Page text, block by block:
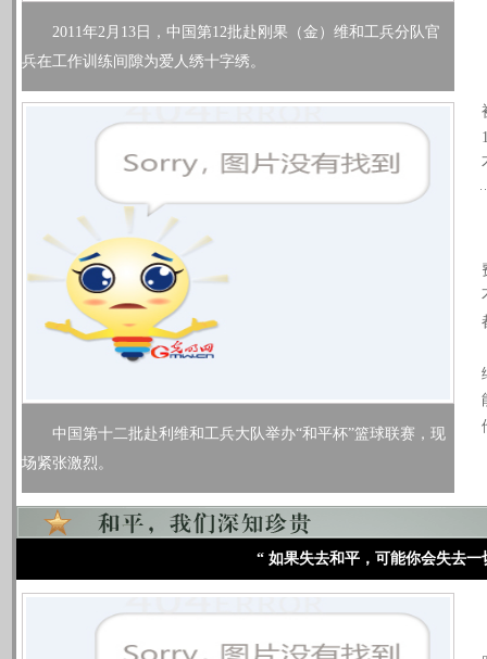
2011年2月13日，中国第12批赴刚果（金）维和工兵分队官
兵在工作训练间隙为爱人绣十字绣。
中国第十二批赴利维和工兵大队举办“和平杯”篮球联赛，现
场紧张激烈。
“ 如果失去和平，可能你会失去